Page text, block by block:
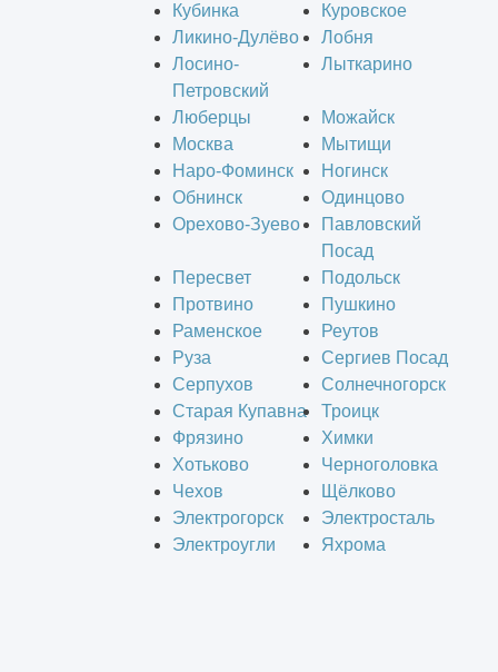
Кубинка
Куровское
Ликино-Дулёво
Лобня
Лосино-
Петровский
Лыткарино
Люберцы
Можайск
Москва
Мытищи
Наро-Фоминск
Ногинск
Обнинск
Одинцово
Орехово-Зуево
Павловский
Посад
Пересвет
Подольск
Протвино
Пушкино
Раменское
Реутов
Руза
Сергиев Посад
Серпухов
Солнечногорск
Старая Купавна
Троицк
Фрязино
Химки
Хотьково
Черноголовка
Чехов
Щёлково
Электрогорск
Электросталь
Электроугли
Яхрома